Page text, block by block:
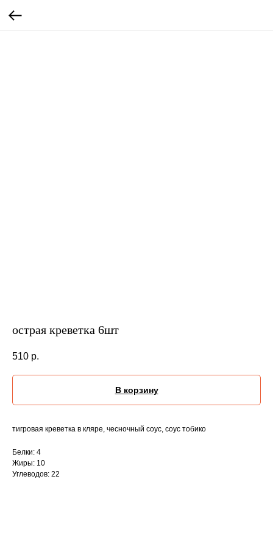
острая креветка 6шт
510 р.
В корзину
тигровая креветка в кляре, чесночный соус, соус тобико
Белки: 4
Жиры: 10
Углеводов: 22